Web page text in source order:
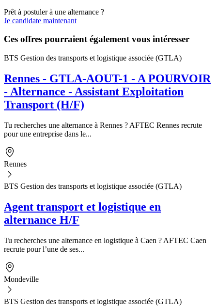
Prêt à postuler à une alternance ?
Je candidate maintenant
Ces offres pourraient également vous intéresser
BTS Gestion des transports et logistique associée (GTLA)
Rennes - GTLA-AOUT-1 - A POURVOIR
- Alternance - Assistant Exploitation
Transport (H/F)
Tu recherches une alternance à Rennes ? AFTEC Rennes recrute
pour une entreprise dans le...
Rennes
BTS Gestion des transports et logistique associée (GTLA)
Agent transport et logistique en
alternance H/F
Tu recherches une alternance en logistique à Caen ? AFTEC Caen
recrute pour l’une de ses...
Mondeville
BTS Gestion des transports et logistique associée (GTLA)